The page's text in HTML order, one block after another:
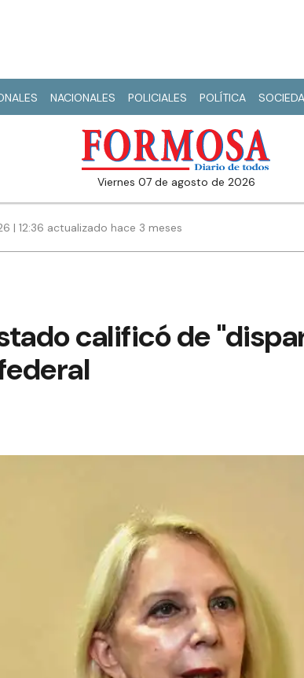
NACIONALES POLICIALES POLÍTICA
viernes 07 de agosto de 2026
| 12:36 actualizado hace 3 meses
calificó de